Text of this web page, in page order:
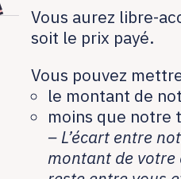
Vous aurez libre-
soit le prix payé.
Vous pouvez
le montant de
moins que notre
– L’écart entre
montant de votre